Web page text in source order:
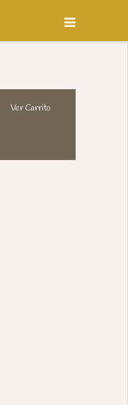
Ver Carrito